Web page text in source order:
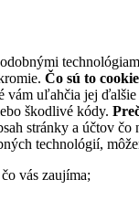
Čo sú to
uľahčia jej
škodlivé kódy.
stránky a účtov čo
technológií,
vás zaujíma;